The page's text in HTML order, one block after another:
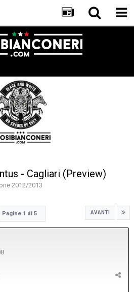
- Cagliari (Preview)
2012/2013
AVANTI
Pagine 1 di 5